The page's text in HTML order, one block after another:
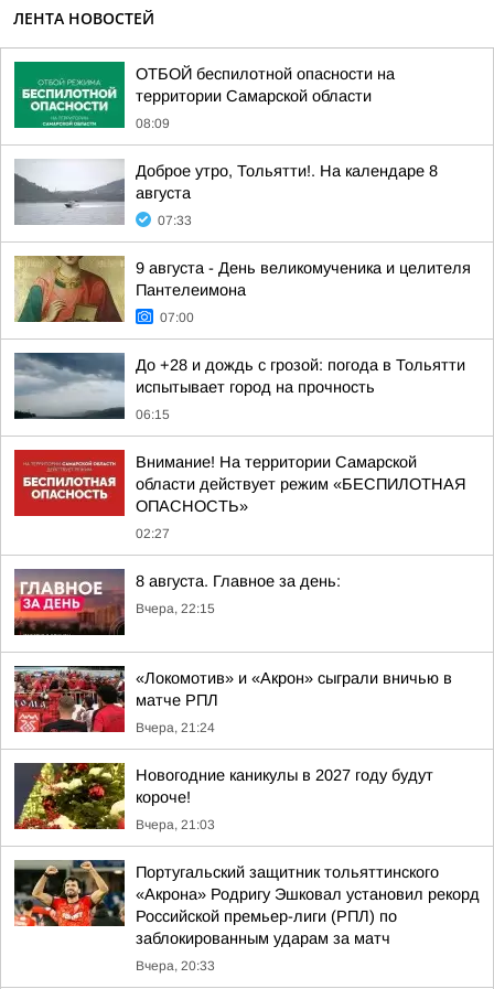
ЛЕНТА НОВОСТЕЙ
ОТБОЙ беспилотной опасности на
территории Самарской области
08:09
Доброе утро, Тольятти!. На календаре 8
августа
07:33
9 августа - День великомученика и целителя
Пантелеимона
07:00
До +28 и дождь с грозой: погода в Тольятти
испытывает город на прочность
06:15
Внимание! На территории Самарской
области действует режим «БЕСПИЛОТНАЯ
ОПАСНОСТЬ»
02:27
8 августа. Главное за день:
Вчера, 22:15
«Локомотив» и «Акрон» сыграли вничью в
матче РПЛ
Вчера, 21:24
Новогодние каникулы в 2027 году будут
короче!
Вчера, 21:03
Португальский защитник тольяттинского
«Акрона» Родригу Эшковал установил рекорд
Российской премьер-лиги (РПЛ) по
заблокированным ударам за матч
Вчера, 20:33